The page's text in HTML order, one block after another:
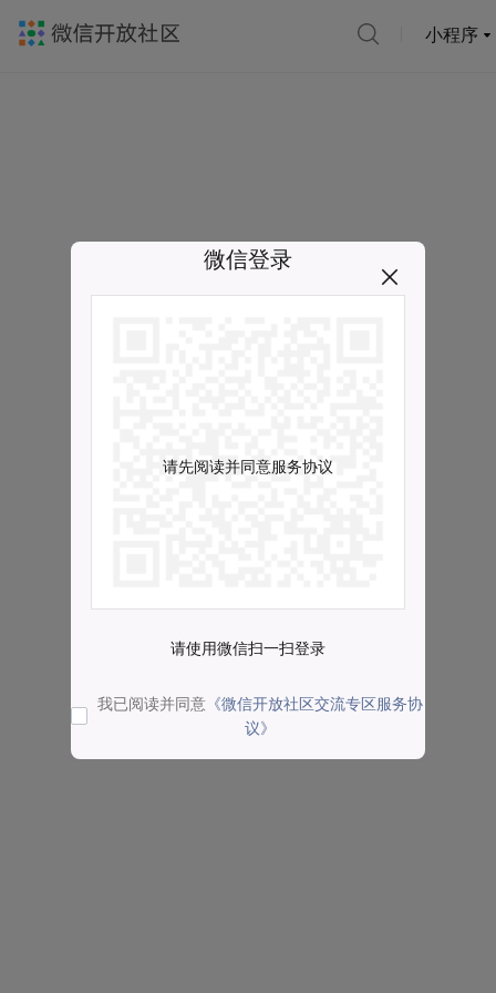
小程序
微信登录
请先阅读并同意服务协议
请使用微信扫一扫登录
我已阅读并同意 《微信开放社区交流专区服务协
议》